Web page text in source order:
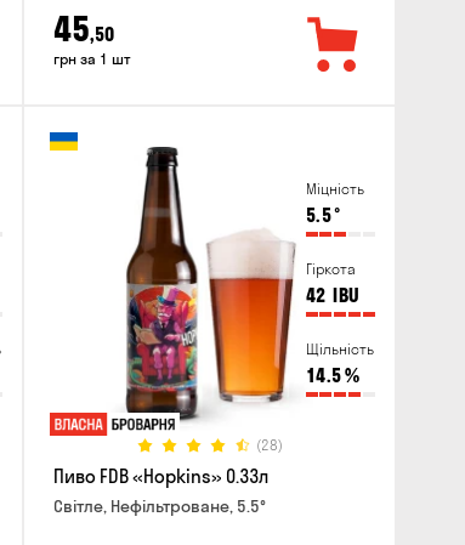
45,50
грн за 1 шт
Міцність
5.5°
Гіркота
42 IBU
Щільність
14.5%
(28)
Пиво FDB «Hopkins» 0.33л
Світле, Нефільтроване, 5.5°